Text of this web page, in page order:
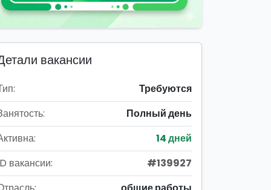
вакансии
Требуются
Полный день
14 дней
вакансии:
#139927